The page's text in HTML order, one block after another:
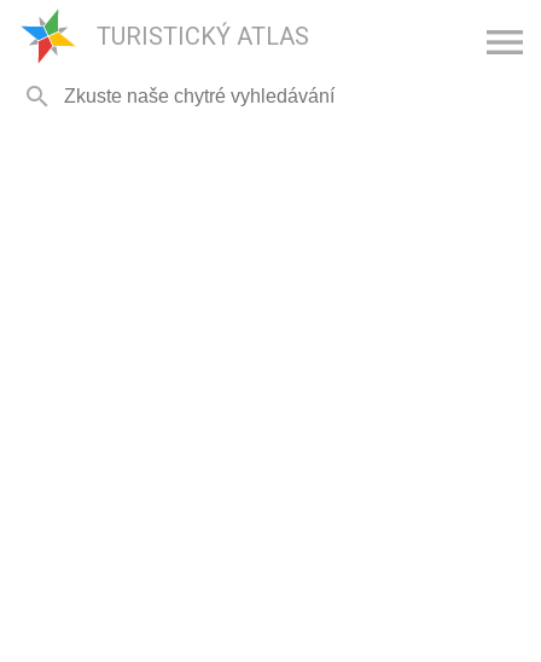
TURISTICKÝ ATLAS 
